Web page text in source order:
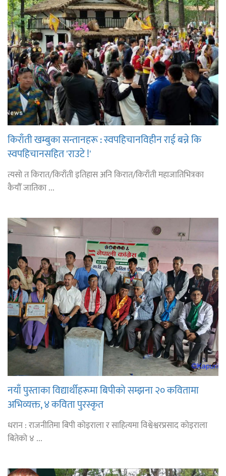
किराँती खम्बुका सन्तानहरू : स्वपहिचानविहीन राई बन्ने कि
स्वपहिचानसहित 'राउटे !'
त्यसो त किरात/किराँती इतिहास अनि किरात/किराँती महाजातिभित्रका
कैयौँ जातिका ...
नयाँ पुस्ताका विद्यार्थीहरूमा बिपीको सम्झना २० कवितामा
अभिव्यक्त, ४ कविता पुरस्कृत
धरान : राजनीतिमा बिपी कोइराला र साहित्यमा विश्वेश्वरप्रसाद कोइराला
बितेको ४ ...